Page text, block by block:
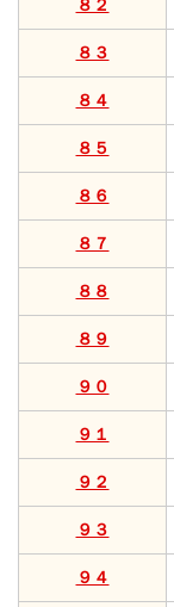
８２
８３
８４
８５
８６
８７
８８
８９
９０
９１
９２
９３
９４